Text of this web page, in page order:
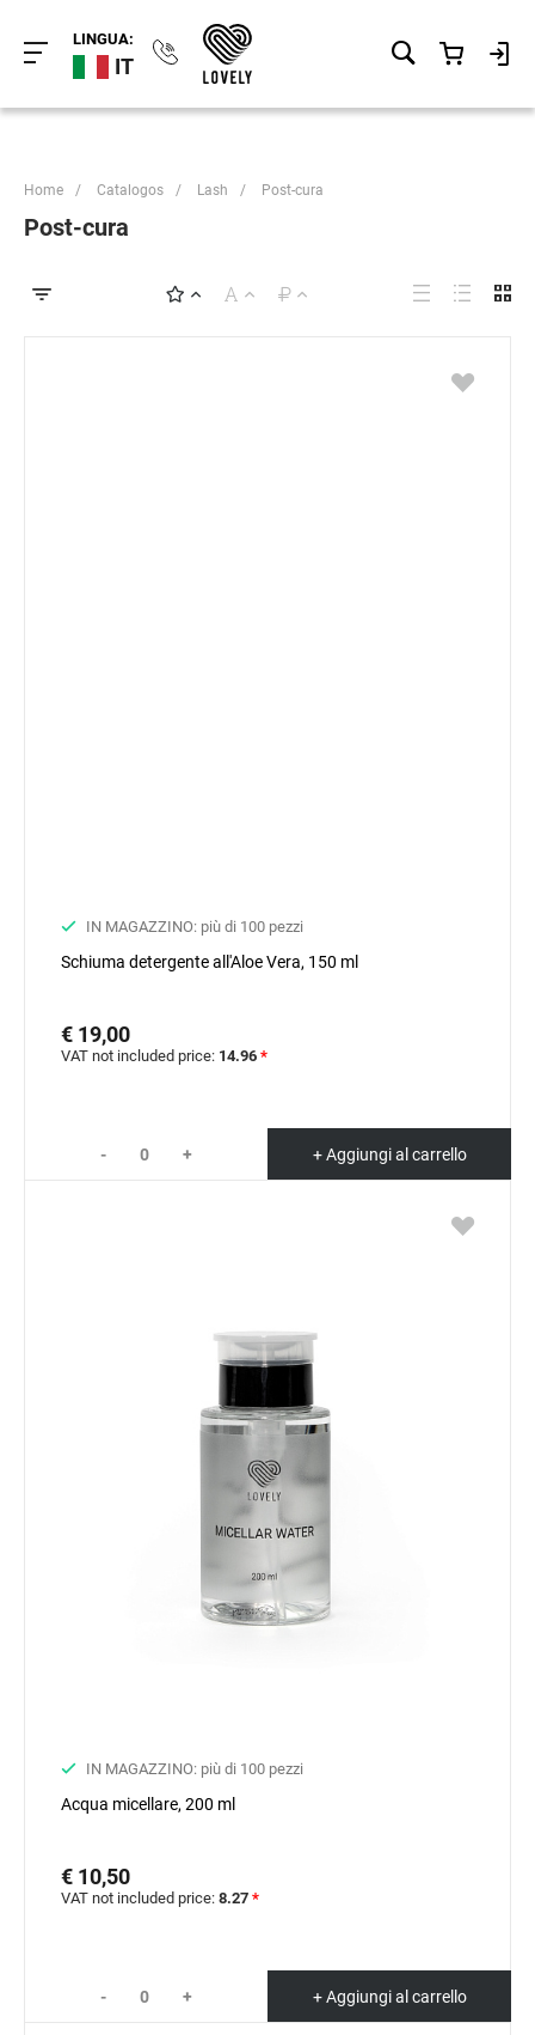
LINGUA:
IT
Home / Catalogos / Lash / Post-cura
Post-cura
IN MAGAZZINO: più di 100 pezzi
Schiuma detergente all'Aloe Vera, 150 ml
€ 19,00
VAT not included price: 14.96 *
- + + Aggiungi al carrello
IN MAGAZZINO: più di 100 pezzi
Acqua micellare, 200 ml
€ 10,50
VAT not included price: 8.27 *
- + + Aggiungi al carrello